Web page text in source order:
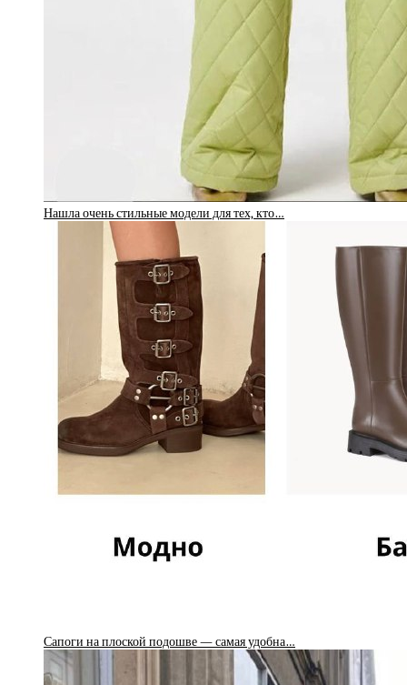
Нашла очень стильные модели для тех, кто…
Сапоги на плоской подошве — самая удобна…